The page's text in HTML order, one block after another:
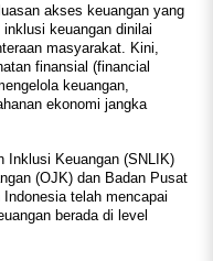
akses keuangan yang
keuangan dinilai
masyarakat. Kini,
finansial (financial
keuangan,
ekonomi jangka
Inklusi Keuangan (SNLIK)
(OJK) dan Badan Pusat
telah mencapai
berada di level